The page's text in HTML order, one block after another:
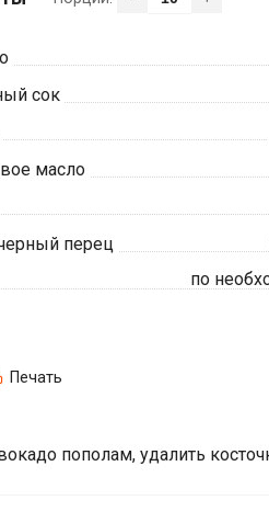
сок
масло
перец
по
Печать
пополам, удалить